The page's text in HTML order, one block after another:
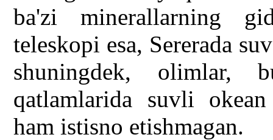
ba'zi minerallarning
teleskopi esa, Sererada
shuningdek, olimlar,
qatlamlarida suvli
ham istisno etishmagan.